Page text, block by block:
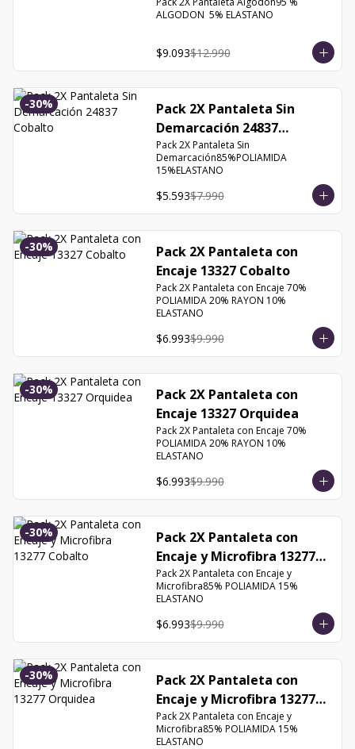
ALGODON  5% ELASTANO
$9.093$12.990
-30%
Pack 2X Pantaleta Sin
Demarcación 24837
Cobalto
Pack 2X Pantaleta Sin
Demarcación85%POLIAMIDA
15%ELASTANO
$5.593$7.990
-30%
Pack 2X Pantaleta con
Encaje 13327 Cobalto
Pack 2X Pantaleta con Encaje 70%
POLIAMIDA 20% RAYON 10%
ELASTANO
$6.993$9.990
-30%
Pack 2X Pantaleta con
Encaje 13327 Orquidea
Pack 2X Pantaleta con Encaje 70%
POLIAMIDA 20% RAYON 10%
ELASTANO
$6.993$9.990
-30%
Pack 2X Pantaleta con
Encaje y Microfibra 13277
Cobalto
Pack 2X Pantaleta con Encaje y
Microfibra85% POLIAMIDA 15%
ELASTANO
$6.993$9.990
-30%
Pack 2X Pantaleta con
Encaje y Microfibra 13277
Orquidea
Pack 2X Pantaleta con Encaje y
Microfibra85% POLIAMIDA 15%
ELASTANO